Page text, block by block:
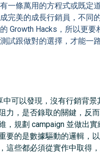
一條萬用的方程式或既定
完美的成長行銷員，不同
Growth Hacks，所以更要
試跟做對的選擇，才能一
中可以發現，沒有行銷背景
力，是否錄取的關鍵，反
，規劃 campaign 並做出實
要的是數據驅動的邏輯，
這些都必須從實作中取得